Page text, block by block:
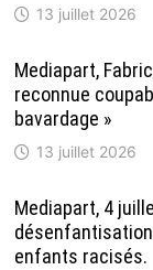
13 juillet 2026
Mediapart,
reconnue
bavardage »
13 juillet 2026
Mediapart, 4
enfants racisés.